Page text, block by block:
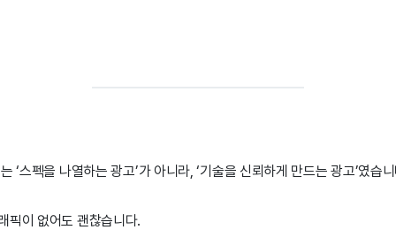
‘스펙을 나열하는 광고’가 아니라, ‘기술을 신뢰하게 만드는 광고’였습
픽이 없어도 괜찮습니다.